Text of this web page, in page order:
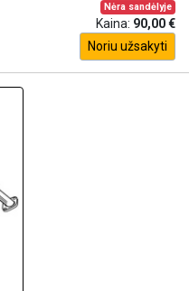
Nėra sandėlyje
Kaina: 90,00 €
Noriu užsakyti